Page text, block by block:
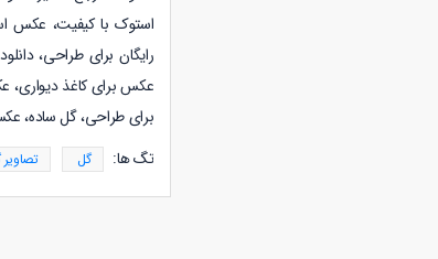
استوک با کیفیت، عکس
رایگان برای طراحی،
عکس برای کاغذ دیواری،
برای طراحی، گل ساده،
تگ ها:
گل تصاویر